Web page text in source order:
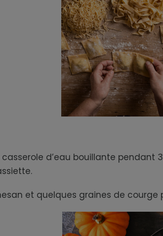
casserole d’eau bouillante
et quelques graines de courge